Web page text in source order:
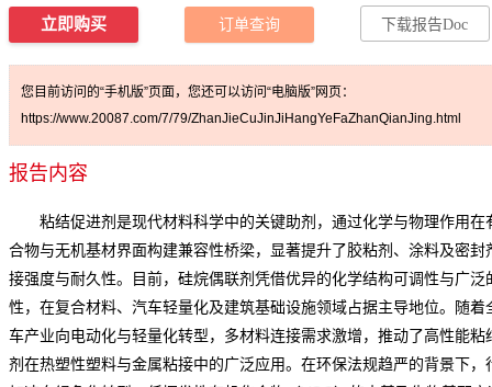
立即购买 订单查询 下载报告Doc
您目前访问的“手机版”页面，您还可以访问“电脑版”网页：
https://www.20087.com/7/79/ZhanJieCuJinJiHangYeFaZhanQianJing.html
报告内容
粘结促进剂是现代材料科学中的关键助剂，通过化学与物理作用在
合物与无机基材界面构建兼容性桥梁，显著提升了胶粘剂、涂料及密封
接强度与耐久性。目前，硅烷偶联剂凭借优异的化学结构可调性与广泛
性，在复合材料、汽车轻量化及建筑基础设施领域占据主导地位。随着
车产业向电动化与轻量化转型，多材料连接需求激增，推动了高性能粘
剂在热塑性塑料与金属粘接中的广泛应用。在环保法规趋严的背景下，